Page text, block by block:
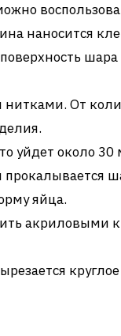
наносится
шара
От
уйдет около 30
яйца.
акриловыми